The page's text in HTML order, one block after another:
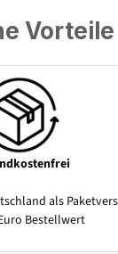
als
Bestellwert